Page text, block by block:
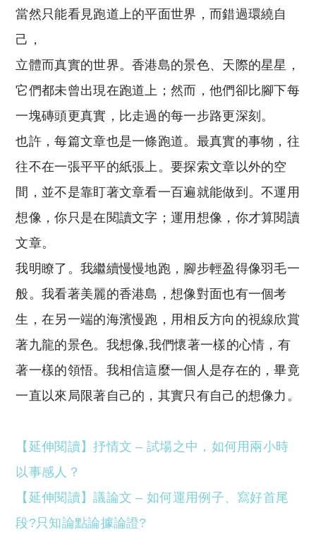
當然只能看見跑道上的平面世界，而錯過環繞自
己，
立體而真實的世界。香港島的景色、天際的星星，
它們都未曾出現在跑道上；然而，他們卻比腳下每
一塊磚頭更真實，比走過的每一步路更深刻。
也許，每篇文章也是一條跑道。最真實的事物，往
往不在一張平平的紙張上。要探索文章以外的空
間，並不是靠盯著文章看一百遍就能做到。不運用
想像，你只是在閱讀文字；運用想像，你才算閱讀
文章。
我明瞭了。我繼續慢慢地跑，腳步輕盈得像羽毛一
般。我看著美麗的香港島，想像對面也有一個考
生，在另一端的海濱慢跑，用相反方向的視線欣賞
著九龍的景色。我想像,我們懷著一樣的心情，有
著一樣的領悟。我相信這麼一個人是存在的，畢竟
一直以來局限著自己的，其實只有自己的想像力。
【延伸閱讀】抒情文 – 試場之中，如何用兩小時
以事感人？
【延伸閱讀】議論文 – 如何運用例子、寫好首尾
段?只知論點論據論證?